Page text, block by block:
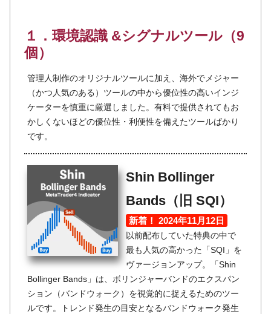
１．環境認識 &シグナルツール（9
個）
管理人制作のオリジナルツールに加え、海外でメジャー
（かつ人気のある）ツールの中から優位性の高いインジ
ケーターを慎重に厳選しました。有料で提供されてもお
かしくないほどの優位性・利便性を備えたツールばかり
です。
Shin Bollinger
Bands（旧 SQI）
新着！ 2024年11月12日
以前配布していた特典の中で
最も人気の高かった「SQI」を
ヴァージョンアップ。「Shin
Bollinger Bands」は、ボリンジャーバンドのエクスパン
ション（バンドウォーク）を視覚的に捉えるためのツー
ルです。トレンド発生の目安となるバンドウォーク発生